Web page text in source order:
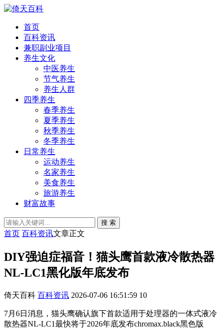
首页
百科资讯
兼职副业项目
养生文化
中医养生
节气养生
养生人群
四季养生
春季养生
夏季养生
秋季养生
冬季养生
日常养生
运动养生
名家养生
美食养生
旅游养生
财富故事
搜 索
首页 百科资讯文章正文
DIY强迫症福音！猫头鹰首款液冷散热器
NL-LC1黑化版年底发布
倚天百科 百科资讯 2026-07-06 16:51:59 10
7月6日消息，猫头鹰确认旗下首款适用于处理器的一体式液冷
散热器NL-LC1最快将于2026年底发布chromax.black黑色版